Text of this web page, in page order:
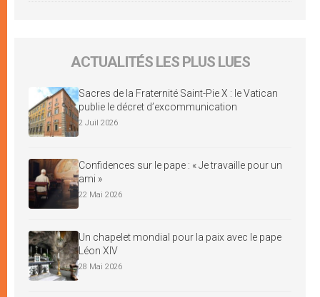
ACTUALITÉS LES PLUS LUES
Sacres de la Fraternité Saint-Pie X : le Vatican
publie le décret d’excommunication
2 Juil 2026
Confidences sur le pape : « Je travaille pour un
ami »
22 Mai 2026
Un chapelet mondial pour la paix avec le pape
Léon XIV
28 Mai 2026